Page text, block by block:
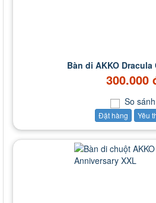
Bàn di AKKO Dracula
300.000
So sánh
Đặt hàng Yêu